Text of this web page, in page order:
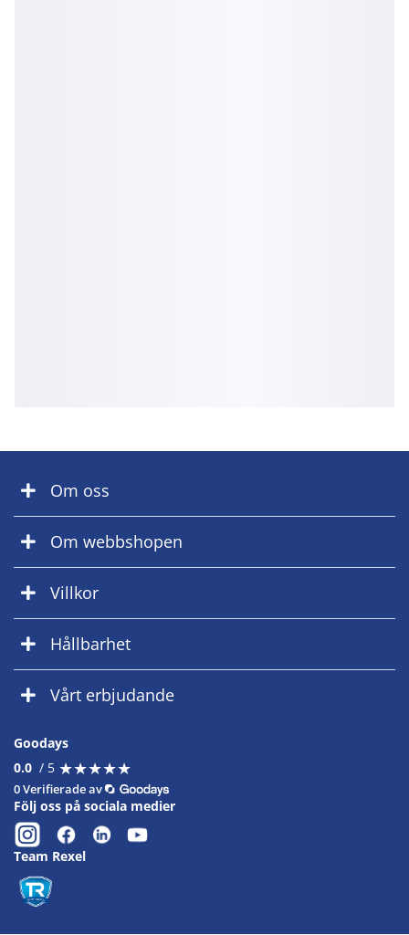
Om oss
Om webbshopen
Villkor
Hållbarhet
Vårt erbjudande
Goodays
0.0 / 5 ★★★★★
★★★★★
0 Verifierade av
Följ oss på sociala medier
Team Rexel